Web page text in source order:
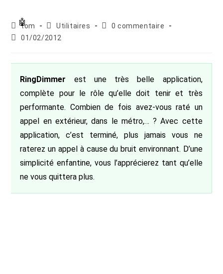
Auteur/autrice
de
tom
Post
category:
Utilitaires
Commentaires
0 commentaire
Publication
01/02/2012
RingDimmer est une très belle application,
complète pour le rôle qu’elle doit tenir et très
performante. Combien de fois avez-vous raté un
appel en extérieur, dans le métro,… ? Avec cette
application, c’est terminé, plus jamais vous ne
raterez un appel à cause du bruit environnant. D’une
simplicité enfantine, vous l’apprécierez tant qu’elle
ne vous quittera plus.